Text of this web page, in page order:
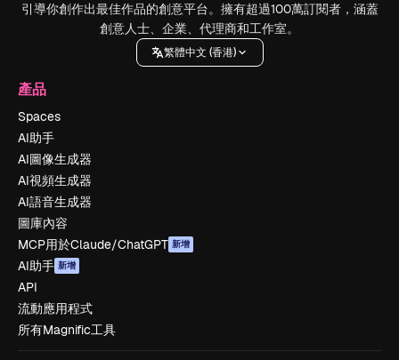
引導你創作出最佳作品的創意平台。擁有超過100萬訂閱者，涵蓋
創意人士、企業、代理商和工作室。
繁體中文 (香港)
產品
Spaces
AI助手
AI圖像生成器
AI視頻生成器
AI語音生成器
圖庫內容
MCP用於Claude/ChatGPT 新增
AI助手 新增
API
流動應用程式
所有Magnific工具